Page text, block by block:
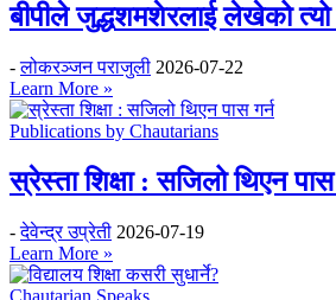
बीपीले जुद्धशमशेरलाई लेखेको त्यो
-लोकरञ्‍जन पराजुली 2026-07-22
Learn More »
Publications by Chautarians
स्रेस्ता शिक्षा : सजिलो थिएन पास
-देवेन्द्र उप्रेती 2026-07-19
Learn More »
Chautarian Speaks